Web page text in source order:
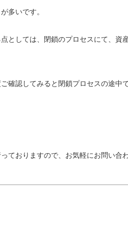
多いです。
としては、閉鎖のプロセスにて、資
確認してみると閉鎖プロセスの途中
ておりますので、お気軽にお問い合